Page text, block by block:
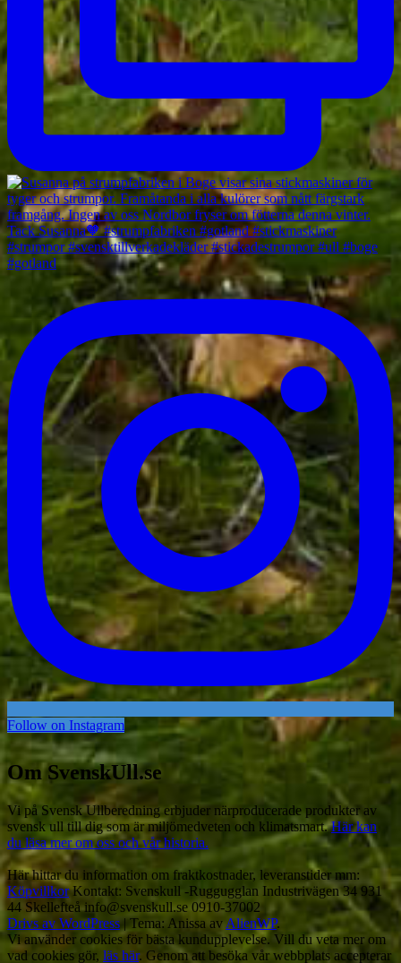
Follow on Instagram
Om SvenskUll.se
Vi på Svensk Ullberedning erbjuder närproducerade produkter av
svensk ull till dig som är miljömedveten och klimatsmart.Här kan
du läsa mer om oss och vår historia.
Här hittar du information om fraktkostnader, leveranstider mm:
KöpvillkorKontakt: Svenskull -Ruggugglan Industrivägen 34 931
44 Skellefteå info@svenskull.se 0910-37002
Drivs av WordPress | Tema: Anissa av AlienWP.
Vi använder cookies för bästa kundupplevelse. Vill du veta mer om
vad cookies gör, läs här. Genom att besöka vår webbplats accepterar